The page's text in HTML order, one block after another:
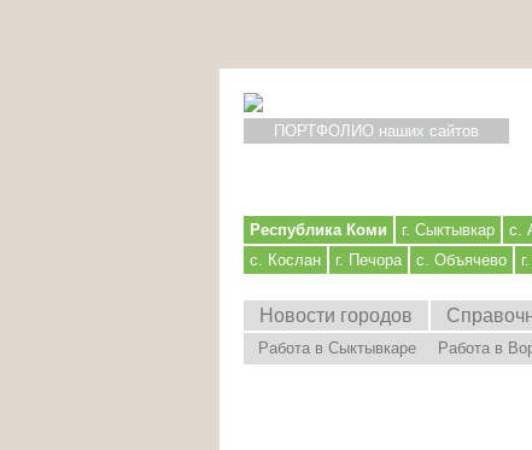
ПОРТФОЛИО наших сайтов
Республика Коми г. Сыктывкар с.
с. Кослан
г. Печора с. Объячево
Новости городов
Работа в Сыктывкаре Работа в